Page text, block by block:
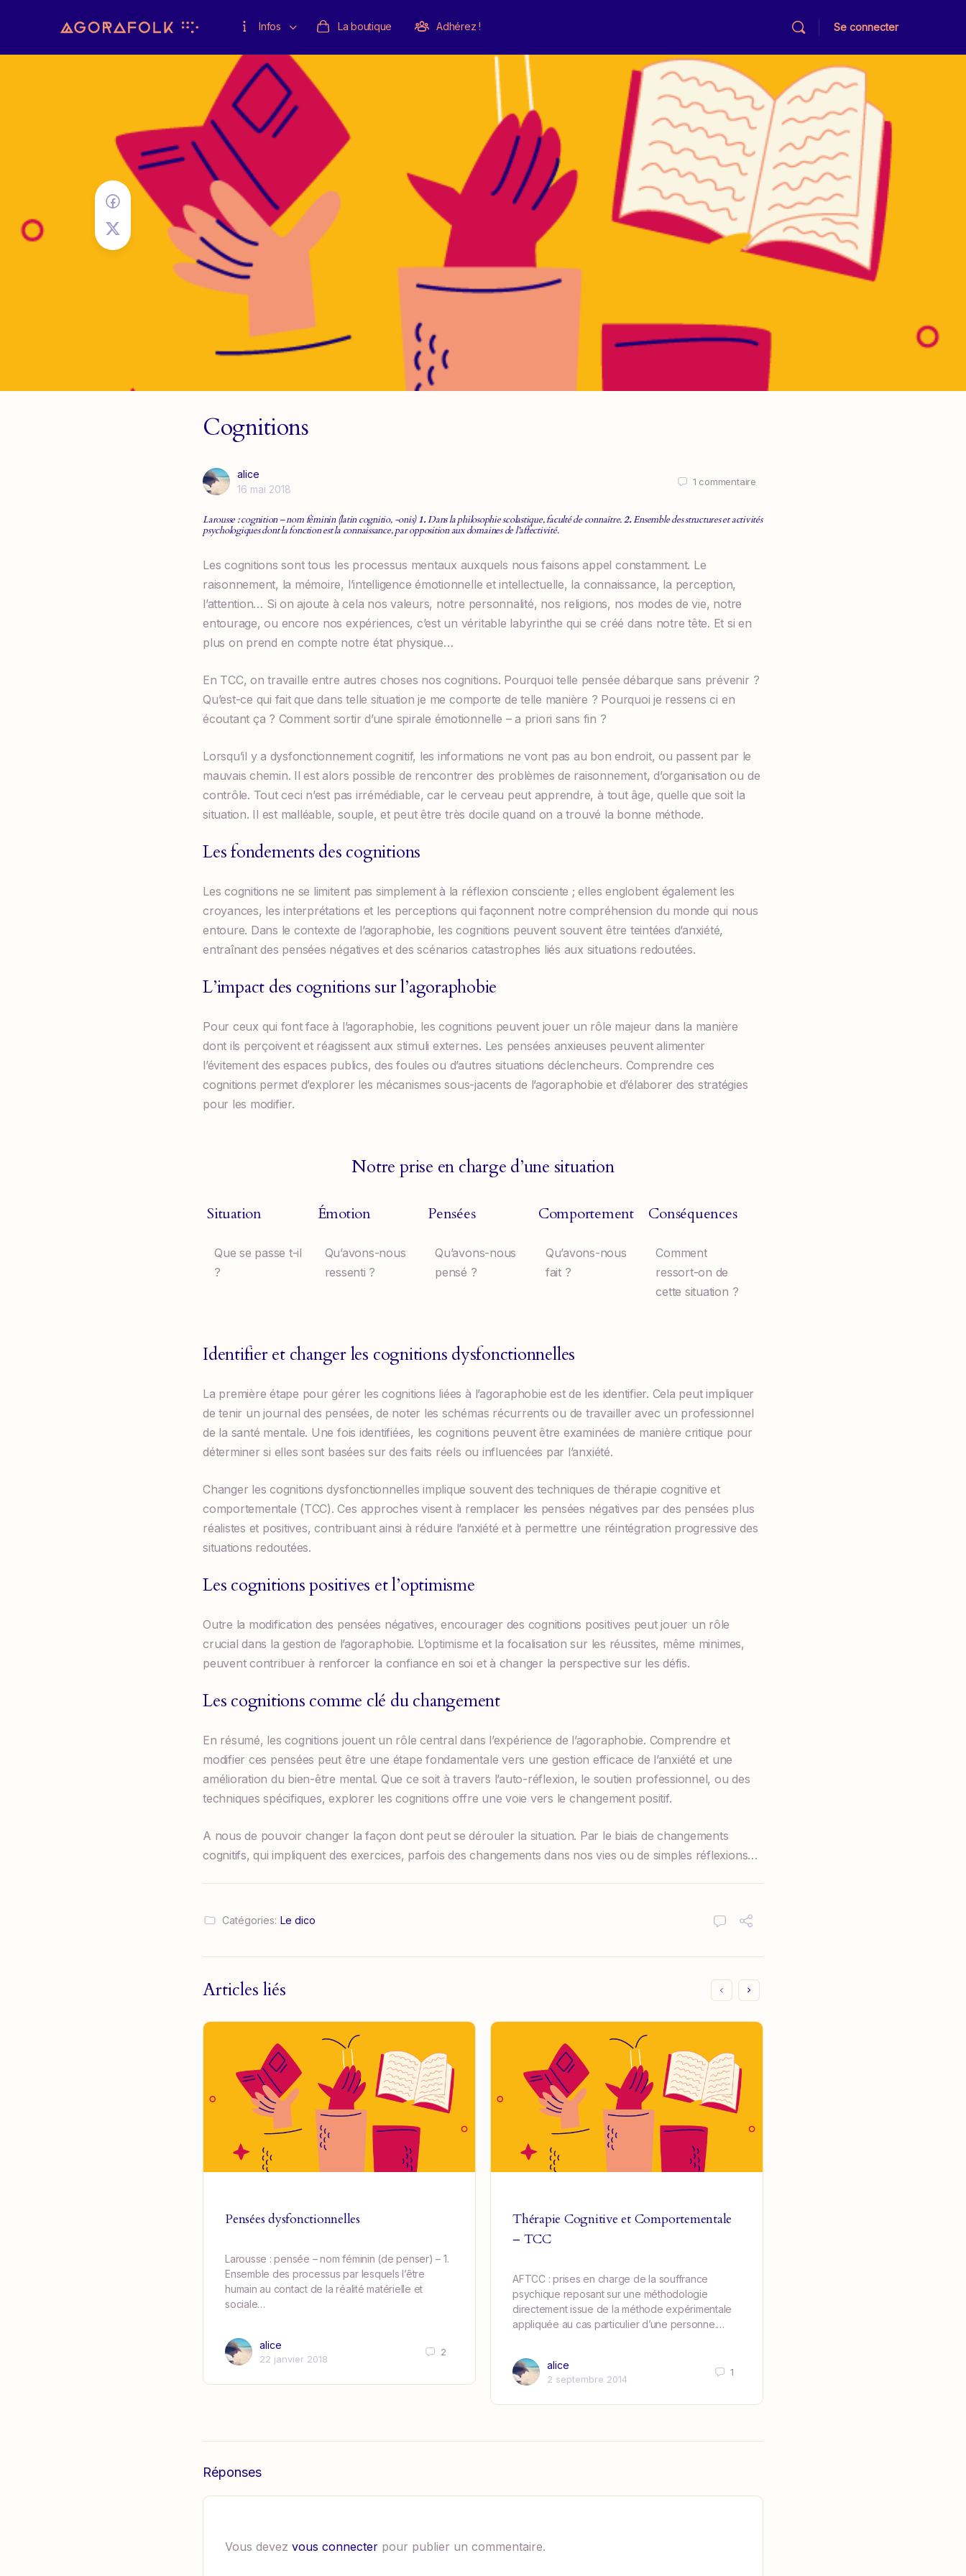
Infos La boutique Adhérez ! Se connecter
Cognitions
alice
16 mai 2018
1 commentaire
Larousse : cognition – nom féminin (latin cognitio, -onis)1.Dans la philosophie scolastique, faculté de connaître.2.Ensemble des structures et activités
psychologiques dont la fonction est la connaissance, par opposition aux domaines de l’affectivité.
Les cognitions sont tous les processus mentaux auxquels nous faisons appel constamment. Le
raisonnement, la mémoire, l’intelligence émotionnelle et intellectuelle, la connaissance, la perception,
l’attention… Si on ajoute à cela nos valeurs, notre personnalité, nos religions, nos modes de vie, notre
entourage, ou encore nos expériences, c’est un véritable labyrinthe qui se créé dans notre tête. Et si en
plus on prend en compte notre état physique…
En TCC, on travaille entre autres choses nos cognitions. Pourquoi telle pensée débarque sans prévenir ?
Qu’est-ce qui fait que dans telle situation je me comporte de telle manière ? Pourquoi je ressens ci en
écoutant ça ? Comment sortir d’une spirale émotionnelle – a priori sans fin ?
Lorsqu’il y a dysfonctionnement cognitif, les informations ne vont pas au bon endroit, ou passent par le
mauvais chemin. Il est alors possible de rencontrer des problèmes de raisonnement, d’organisation ou de
contrôle. Tout ceci n’est pas irrémédiable, car le cerveau peut apprendre, à tout âge, quelle que soit la
situation. Il est malléable, souple, et peut être très docile quand on a trouvé la bonne méthode.
Les fondements des cognitions
Les cognitions ne se limitent pas simplement à la réflexion consciente ; elles englobent également les
croyances, les interprétations et les perceptions qui façonnent notre compréhension du monde qui nous
entoure. Dans le contexte de l’agoraphobie, les cognitions peuvent souvent être teintées d’anxiété,
entraînant des pensées négatives et des scénarios catastrophes liés aux situations redoutées.
L’impact des cognitions sur l’agoraphobie
Pour ceux qui font face à l’agoraphobie, les cognitions peuvent jouer un rôle majeur dans la manière
dont ils perçoivent et réagissent aux stimuli externes. Les pensées anxieuses peuvent alimenter
l’évitement des espaces publics, des foules ou d’autres situations déclencheurs. Comprendre ces
cognitions permet d’explorer les mécanismes sous-jacents de l’agoraphobie et d’élaborer des stratégies
pour les modifier.
Notre prise en charge d’une situation
Situation
Que se passe t-il
?
Émotion
Qu’avons-nous
ressenti ?
Pensées
Qu’avons-nous
pensé ?
Comportement
Qu’avons-nous
fait ?
Conséquences
Comment
ressort-on de
cette situation ?
Identifier et changer les cognitions dysfonctionnelles
La première étape pour gérer les cognitions liées à l’agoraphobie est de les identifier. Cela peut impliquer
de tenir un journal des pensées, de noter les schémas récurrents ou de travailler avec un professionnel
de la santé mentale. Une fois identifiées, les cognitions peuvent être examinées de manière critique pour
déterminer si elles sont basées sur des faits réels ou influencées par l’anxiété.
Changer les cognitions dysfonctionnelles implique souvent des techniques de thérapie cognitive et
comportementale (TCC). Ces approches visent à remplacer les pensées négatives par des pensées plus
réalistes et positives, contribuant ainsi à réduire l’anxiété et à permettre une réintégration progressive des
situations redoutées.
Les cognitions positives et l’optimisme
Outre la modification des pensées négatives, encourager des cognitions positives peut jouer un rôle
crucial dans la gestion de l’agoraphobie. L’optimisme et la focalisation sur les réussites, même minimes,
peuvent contribuer à renforcer la confiance en soi et à changer la perspective sur les défis.
Les cognitions comme clé du changement
En résumé, les cognitions jouent un rôle central dans l’expérience de l’agoraphobie. Comprendre et
modifier ces pensées peut être une étape fondamentale vers une gestion efficace de l’anxiété et une
amélioration du bien-être mental. Que ce soit à travers l’auto-réflexion, le soutien professionnel, ou des
techniques spécifiques, explorer les cognitions offre une voie vers le changement positif.
A nous de pouvoir changer la façon dont peut se dérouler la situation. Par le biais de changements
cognitifs, qui impliquent des exercices, parfois des changements dans nos vies ou de simples réflexions…
Catégories: Le dico
Articles liés
Pensées dysfonctionnelles
Larousse : pensée – nom féminin (de penser) – 1.
Ensemble des processus par lesquels l’être
humain au contact de la réalité matérielle et
sociale…
alice
22 janvier 2018
2
Thérapie Cognitive et Comportementale
– TCC
AFTCC : prises en charge de la souffrance
psychique reposant sur une méthodologie
directement issue de la méthode expérimentale
appliquée au cas particulier d’une personne.…
alice
2 septembre 2014
1
Réponses
Vous devez vous connecter pour publier un commentaire.